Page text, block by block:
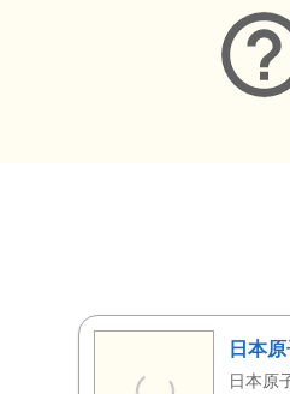
日本
日本原